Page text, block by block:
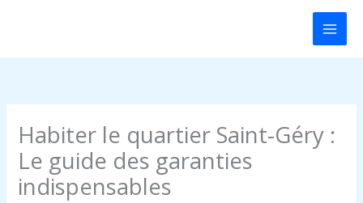
Habiter le quartier Saint-Géry :
Le guide des garanties
indispensables